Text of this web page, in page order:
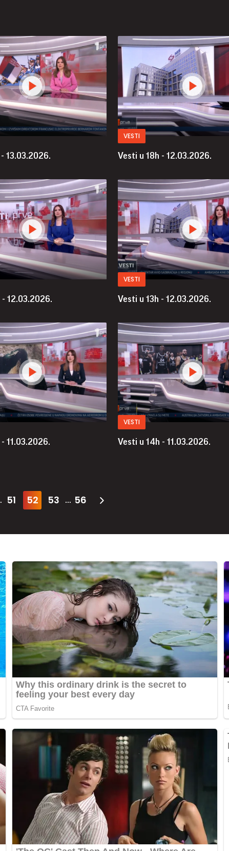
13.03.2026.
VESTI
Vesti u 18h - 12.03.2026.
12.03.2026.
VESTI
Vesti u 13h - 12.03.2026.
11.03.2026.
VESTI
Vesti u 14h - 11.03.2026.
51 52 53 ... 56